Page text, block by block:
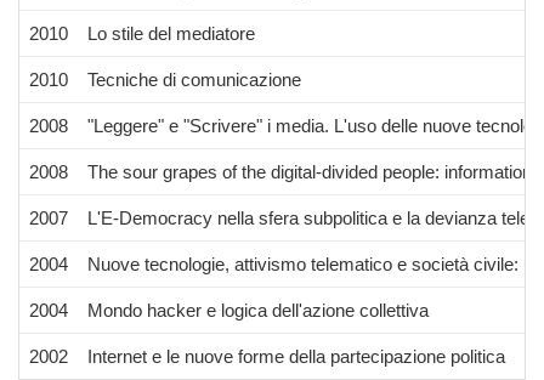
2010 Lo stile del mediatore
2010 Tecniche di comunicazione
2008 "Leggere" e "Scrivere" i media. L'uso delle nuove
2008 The sour grapes of the digital-divided people:
2007 L'E-Democracy nella sfera subpolitica e la devianza
2004 Nuove tecnologie, attivismo telematico e società civile:
2004 Mondo hacker e logica dell'azione collettiva
2002 Internet e le nuove forme della partecipazione politica